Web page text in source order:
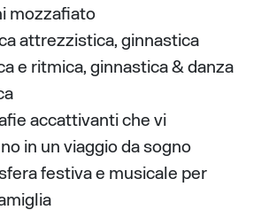
mozzafiato
attrezzistica, ginnastica
e ritmica, ginnastica & danza
accattivanti che vi
in un viaggio da sogno
festiva e musicale per